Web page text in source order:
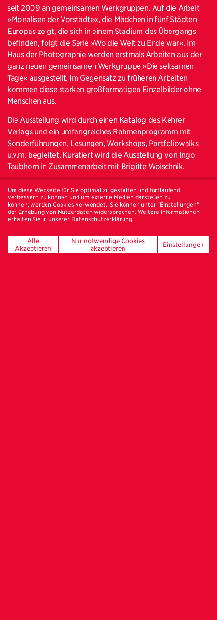
seit 2009 an gemeinsamen Werkgruppen. Auf die Arbeit
»Monalisen der Vorstädte«, die Mädchen in fünf Städten
Europas zeigt, die sich in einem Stadium des Übergangs
befinden, folgt die Serie »Wo die Welt zu Ende war«. Im
Haus der Photographie werden erstmals Arbeiten aus der
ganz neuen gemeinsamen Werkgruppe »Die seltsamen
Tage« ausgestellt. Im Gegensatz zu früheren Arbeiten
kommen diese starken großformatigen Einzelbilder ohne
Menschen aus.
Die Ausstellung wird durch einen Katalog des Kehrer
Verlags und ein umfangreiches Rahmenprogramm mit
Sonderführungen, Lesungen, Workshops, Portfoliowalks
u.v.m. begleitet. Kuratiert wird die Ausstellung von Ingo
Taubhorn in Zusammenarbeit mit Brigitte Woischnik.
Um externe Inhalte anschauen zu können, müssen
Cookies für Externe Medien zugelassen werden.
Cookies für Externe Medien erlauben.
Um diese Webseite für Sie optimal zu gestalten und fortlaufend
verbessern zu können und um externe Medien darstellen zu
können, werden Cookies verwendet. Sie können unter "Einstellungen"
der Erhebung von Nutzerdaten widersprechen. Weitere Informationen
erhalten Sie in unserer Datenschutzerklärung.
Alle
Akzeptieren
Nur notwendige Cookies
akzeptieren
Einstellungen